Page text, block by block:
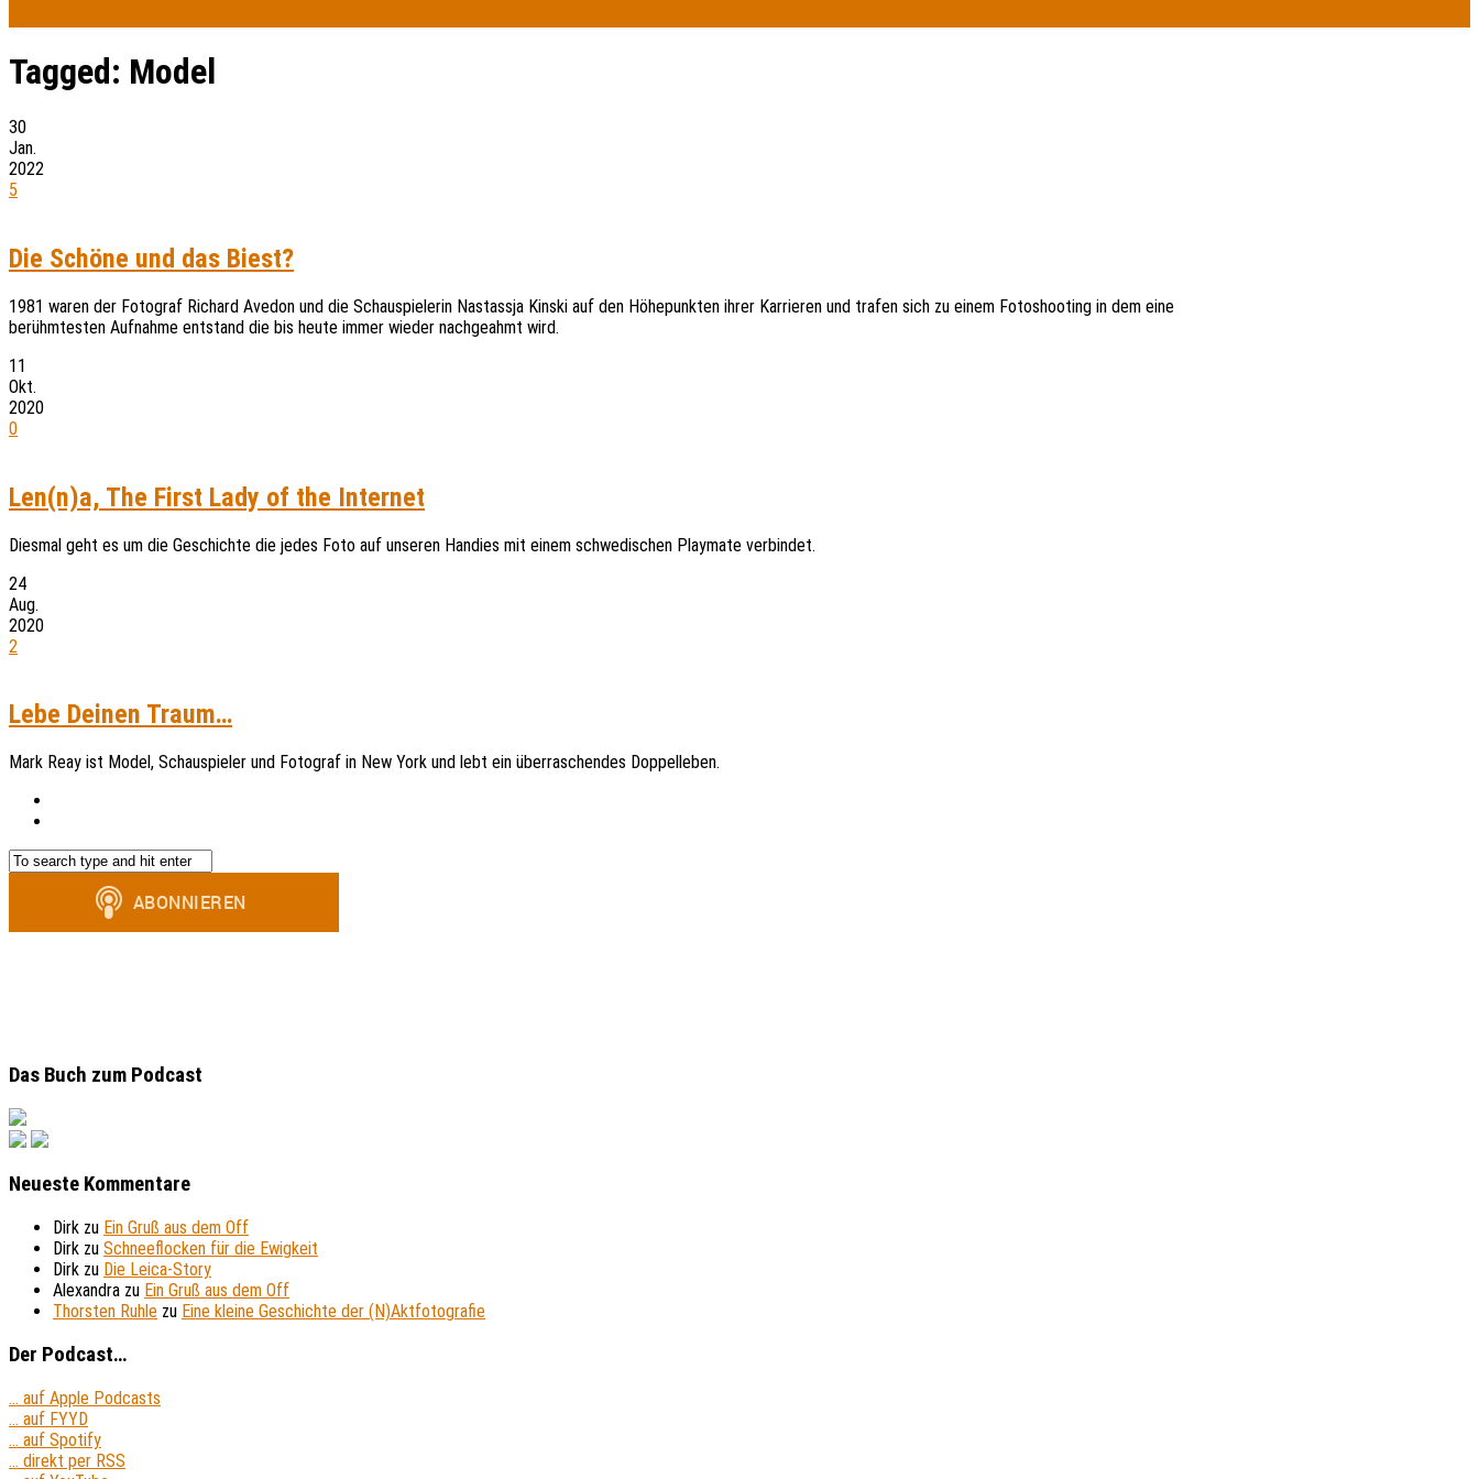
Tagged: Model
30
Jan.
2022
5
Die Schöne und das Biest?
1981 waren der Fotograf Richard Avedon und die Schauspielerin Nastassja Kinski auf den Höhepunkten ihrer Karrieren und trafen sich zu einem Fotoshooting in dem eine
berühmtesten Aufnahme entstand die bis heute immer wieder nachgeahmt wird.
11
Okt.
2020
0
Len(n)a, The First Lady of the Internet
Diesmal geht es um die Geschichte die jedes Foto auf unseren Handies mit einem schwedischen Playmate verbindet.
24
Aug.
2020
2
Lebe Deinen Traum…
Mark Reay ist Model, Schauspieler und Fotograf in New York und lebt ein überraschendes Doppelleben.
Das Buch zum Podcast
Neueste Kommentare
Dirk zu Ein Gruß aus dem Off
Dirk zu Schneeflocken für die Ewigkeit
Dirk zu Die Leica-Story
Alexandra zu Ein Gruß aus dem Off
Thorsten Ruhle zu Eine kleine Geschichte der (N)Aktfotografie
Der Podcast…
... auf Apple Podcasts
... auf FYYD
... auf Spotify
... direkt per RSS